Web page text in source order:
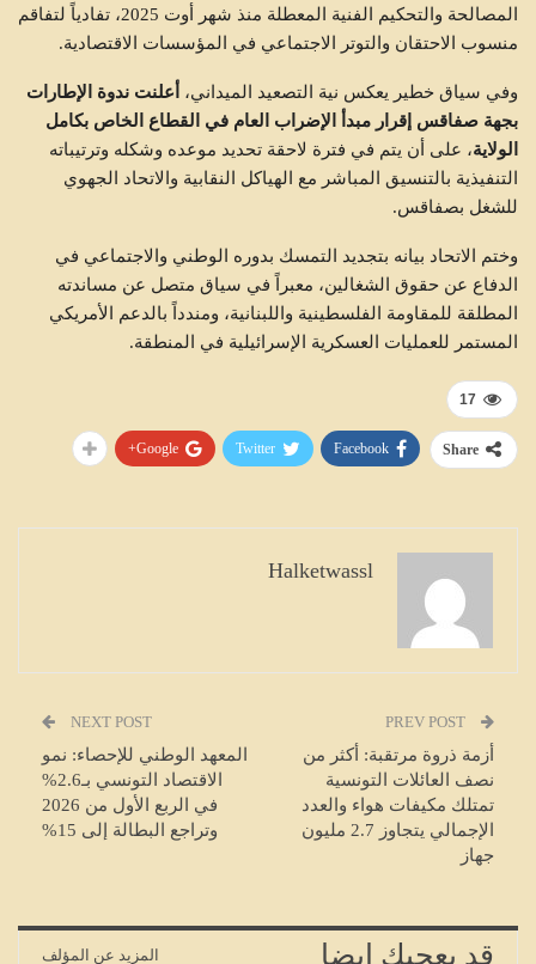
المصالحة والتحكيم الفنية المعطلة منذ شهر أوت 2025، تفادياً لتفاقم
منسوب الاحتقان والتوتر الاجتماعي في المؤسسات الاقتصادية.
وفي سياق خطير يعكس نية التصعيد الميداني،
أعلنت ندوة الإطارات
بجهة صفاقس إقرار مبدأ الإضراب العام في القطاع الخاص بكامل
الولاية، على أن يتم في فترة لاحقة تحديد موعده وشكله وترتيباته
التنفيذية بالتنسيق المباشر مع الهياكل النقابية والاتحاد الجهوي
للشغل بصفاقس.
وختم الاتحاد بيانه بتجديد التمسك بدوره الوطني والاجتماعي في
الدفاع عن حقوق الشغالين، معبراً في سياق متصل عن مساندته
المطلقة للمقاومة الفلسطينية واللبنانية، ومندداً بالدعم الأمريكي
المستمر للعمليات العسكرية الإسرائيلية في المنطقة.
17
Share
Facebook
Twitter
Google+
Halketwassl
أزمة ذروة مرتقبة: أكثر من
نصف العائلات التونسية
تمتلك مكيفات هواء والعدد
الإجمالي يتجاوز 2.7 مليون
جهاز
NEXT POST
المعهد الوطني للإحصاء: نمو
الاقتصاد التونسي بـ2.6%
في الربع الأول من 2026
وتراجع البطالة إلى 15%
قد يعجبك ايضا المزيد عن المؤلف